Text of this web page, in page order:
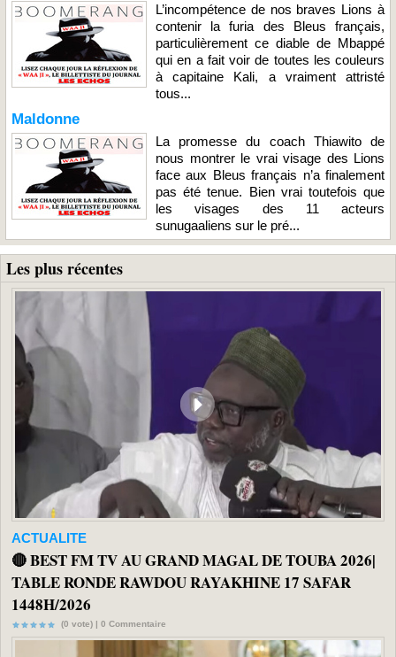
L’incompétence de nos braves Lions à
contenir la furia des Bleus français,
particulièrement ce diable de Mbappé
qui en a fait voir de toutes les couleurs
à capitaine Kali, a vraiment attristé
tous...
Maldonne
La promesse du coach Thiawito de
nous montrer le vrai visage des Lions
face aux Bleus français n’a finalement
pas été tenue. Bien vrai toutefois que
les visages des 11 acteurs
sunugaaliens sur le pré...
Les plus récentes
ACTUALITE
🔴 BEST FM TV AU GRAND MAGAL DE TOUBA 2026|
TABLE RONDE RAWDOU RAYAKHINE 17 SAFAR
1448H/2026
(0 vote) | 0 Commentaire